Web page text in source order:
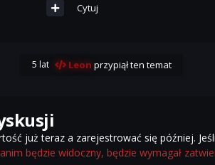
Cytuj
5 lat Leon przypiął ten temat
już teraz a zarejestrować się później.
będzie widoczny, będzie wymagał